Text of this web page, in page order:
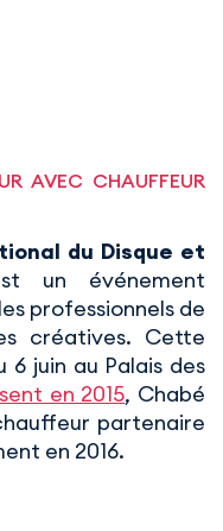
AVEC CHAUFFEUR
du Disque et
un événement
professionnels de
créatives. Cette
6 juin au Palais des
en 2015, Chabé
partenaire
en 2016.